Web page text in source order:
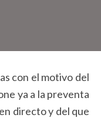
con el motivo del
ya a la preventa
directo y del que